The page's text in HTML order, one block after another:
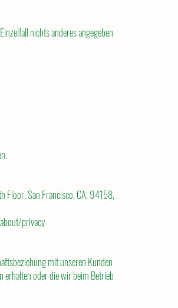
nichts anderes angegeben
Floor, San Francisco, CA, 94158,
privacy
mit unseren Kunden
erhalten oder die wir beim Betrieb